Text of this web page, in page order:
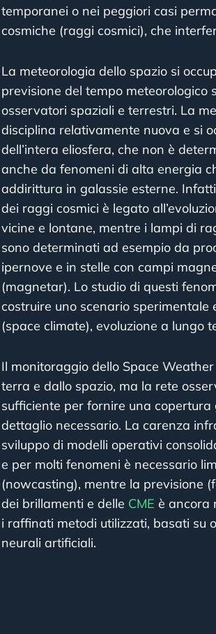
temporanei o nei peggiori casi
cosmiche (raggi cosmici), che
La meteorologia dello spazio si
previsione del tempo meteorologico
osservatori spaziali e terrestri. La
disciplina relativamente nuova e si
dell’intera eliosfera, che non è
anche da fenomeni di alta energia
addirittura in galassie esterne.
dei raggi cosmici è legato
vicine e lontane, mentre i lampi di
sono determinati ad esempio da
ipernove e in stelle con campi
(magnetar). Lo studio di questi
costruire uno scenario
(space climate), evoluzione a lungo
Il monitoraggio dello Space
terra e dallo spazio, ma la rete
sufficiente per fornire una
dettaglio necessario. La carenza
sviluppo di modelli operativi
e per molti fenomeni è necessario
(nowcasting), mentre la previsione
dei brillamenti e delle CME è ancora
i raffinati metodi utilizzati, basati su
neurali artificiali.